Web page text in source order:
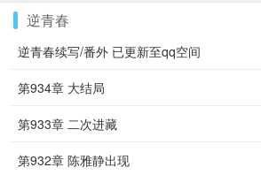
逆青春
逆青春续写/番外 已更新至qq空间
第934章 大结局
第933章 二次进藏
第932章 陈雅静出现